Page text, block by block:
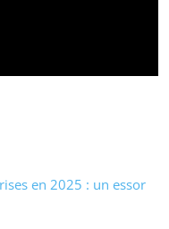
en 2025 : un essor